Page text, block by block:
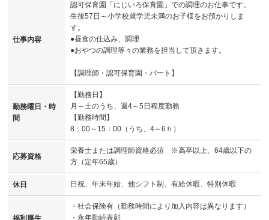
仕事内容
認可保育園「にじいろ保育園」での調理のお仕事です。
生後57日～小学校就学児未満のお子様をお預かりしま
す。
●昼食の仕込み、調理
●おやつの調理等々の業務を担当して頂きます。
【調理師・認可保育園・パート】
勤務曜日・時
間
【勤務日】
月～土のうち、週4～5日程度勤務
【勤務時間】
8：00～15：00（うち、4～6ｈ）
応募資格
栄養士または調理師資格必須 ※高卒以上、64歳以下の
方（定年65歳）
休日 日祝、年末年始、他シフト制、有給休暇、特別休暇
・社会保険有（勤務時間により加入内容は異なります）
・永年勤続表彰